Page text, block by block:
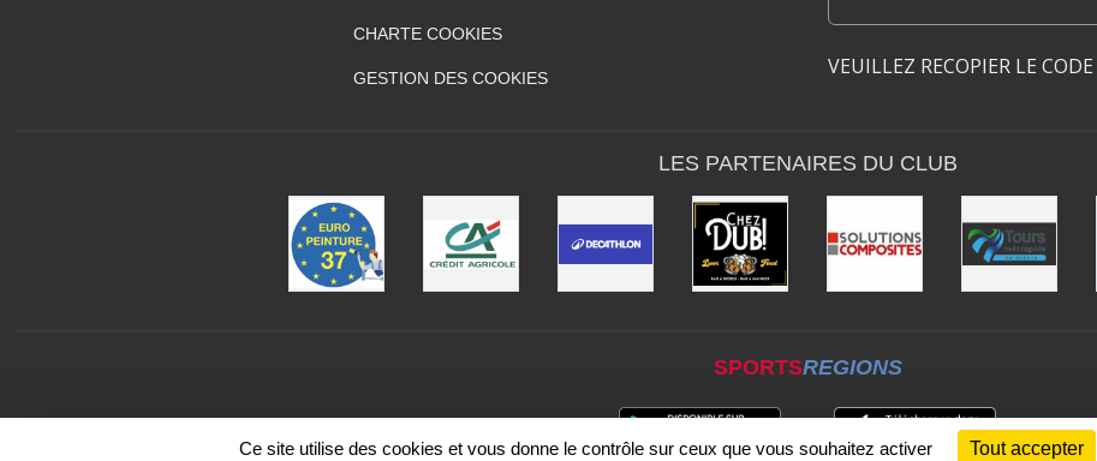
CHARTE COOKIES
GESTION DES COOKIES VEUILLEZ RECOPIER LE CODE
LES PARTENAIRES DU CLUB
SPORTSREGIONS
Ce site utilise des cookies et vous donne le contrôle sur ceux que vous souhaitez activer Tout accepter